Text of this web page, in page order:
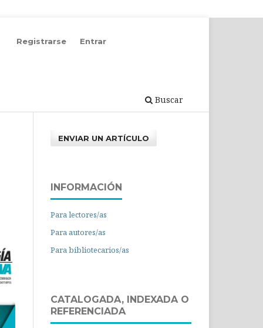
Buscar
Registrarse Entrar
ENVIAR UN ARTÍCULO
INFORMACIÓN
Para lectores/as
Para autores/as
Para bibliotecarios/as
CATALOGADA, INDEXADA O
REFERENCIADA